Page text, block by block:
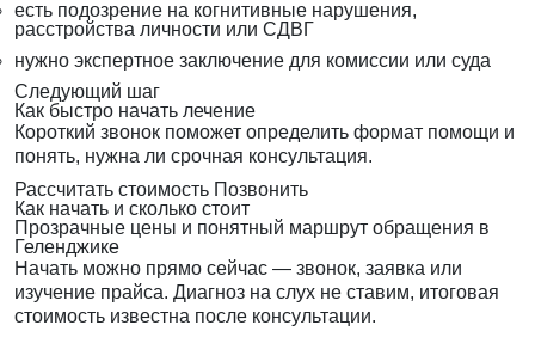
есть подозрение на когнитивные нарушения,
расстройства личности или СДВГ
нужно экспертное заключение для комиссии или суда
Следующий шаг
Как быстро начать лечение
Короткий звонок поможет определить формат помощи и
понять, нужна ли срочная консультация.
Рассчитать стоимость Позвонить
Как начать и сколько стоит
Прозрачные цены и понятный маршрут обращения в
Геленджике
Начать можно прямо сейчас — звонок, заявка или
изучение прайса. Диагноз на слух не ставим, итоговая
стоимость известна после консультации.